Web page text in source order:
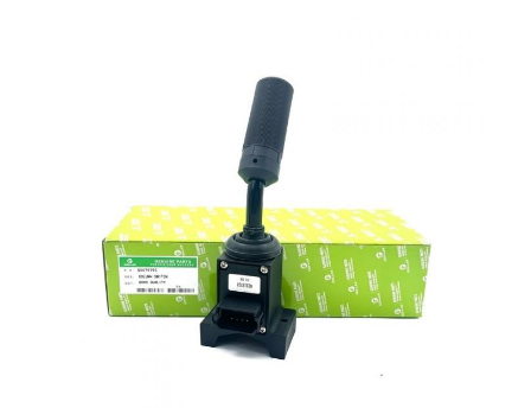
항공/해상/DHL/UPS/Fedex/TNT
RMB,USD,EUR,GBP,CAD,SAR,AED,PLN,TRY,AUD,JPY
SGD,SEK,DKK,HKD, AUD,CHF,DKK,IDR,KES,MXN,MYR
유럽, 미국, 캐나다, 남미, 아프리카, 중동